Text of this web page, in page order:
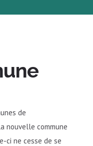
de
nouvelle commune
ci ne cesse de se